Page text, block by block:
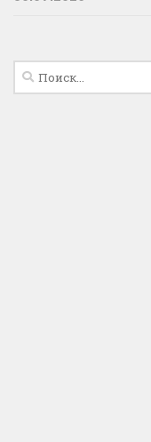
Найти: